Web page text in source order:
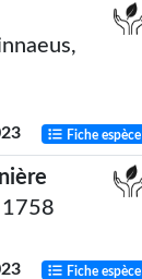
Fiche espèce
1758
Fiche espèce